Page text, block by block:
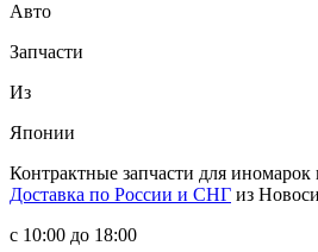
Авто
Запчасти
Из
Японии
Контрактные запчасти для
Доставка по России и СНГ из
с 10:00 до 18:00